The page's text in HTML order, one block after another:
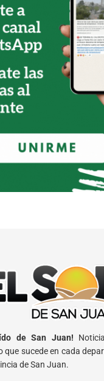
de San Juan!
que sucede en cada
de San Juan.